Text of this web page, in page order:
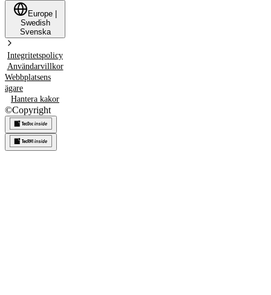
Europe
Swedish
Svenska
Integritetspolicy
Användarvillkor
Webbplatsens
ägare
Hantera kakor
©Copyright